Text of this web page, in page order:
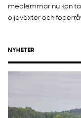
medlemmar nu kan
oljeväxter och
NYHETER